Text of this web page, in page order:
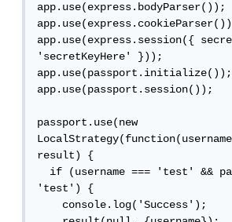
app.use(express.bodyParser());
app.use(express.session({
'secretKeyHere' }));
app.use(passport.initialize());
app.use(passport.session());
passport.use(new
result) {
  if (username === 'test' && password ===
'test') {
    console.log('Success');